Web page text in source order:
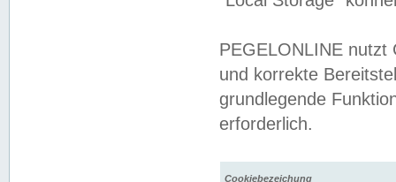
PEGELONLINE nutzt
und korrekte
grundlegende
erforderlich.
Cookiebezeichung